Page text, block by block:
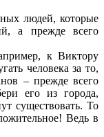
людей, которые
а прежде всего
к Виктору
человека за то,
– прежде всего
его из города,
существовать. То
Ведь в